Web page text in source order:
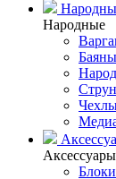
Народные
Аксессуары